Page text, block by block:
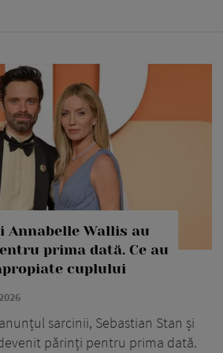
Annabelle Wallis au
prima dată. Ce au
cuplului
sarcinii, Sebastian Stan și
părinți pentru prima dată.